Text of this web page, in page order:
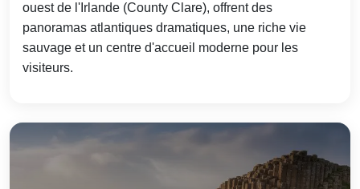
ouest de l'Irlande (County Clare), offrent des
panoramas atlantiques dramatiques, une riche vie
sauvage et un centre d'accueil moderne pour les
visiteurs.